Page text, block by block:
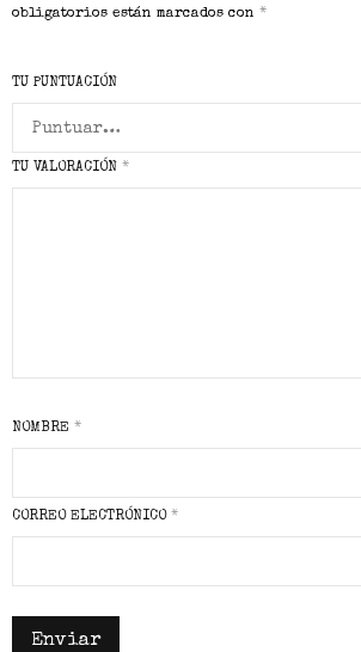
obligatorios están marcados con *
TU PUNTUACIÓN
TU VALORACIÓN *
NOMBRE *
CORREO ELECTRÓNICO *